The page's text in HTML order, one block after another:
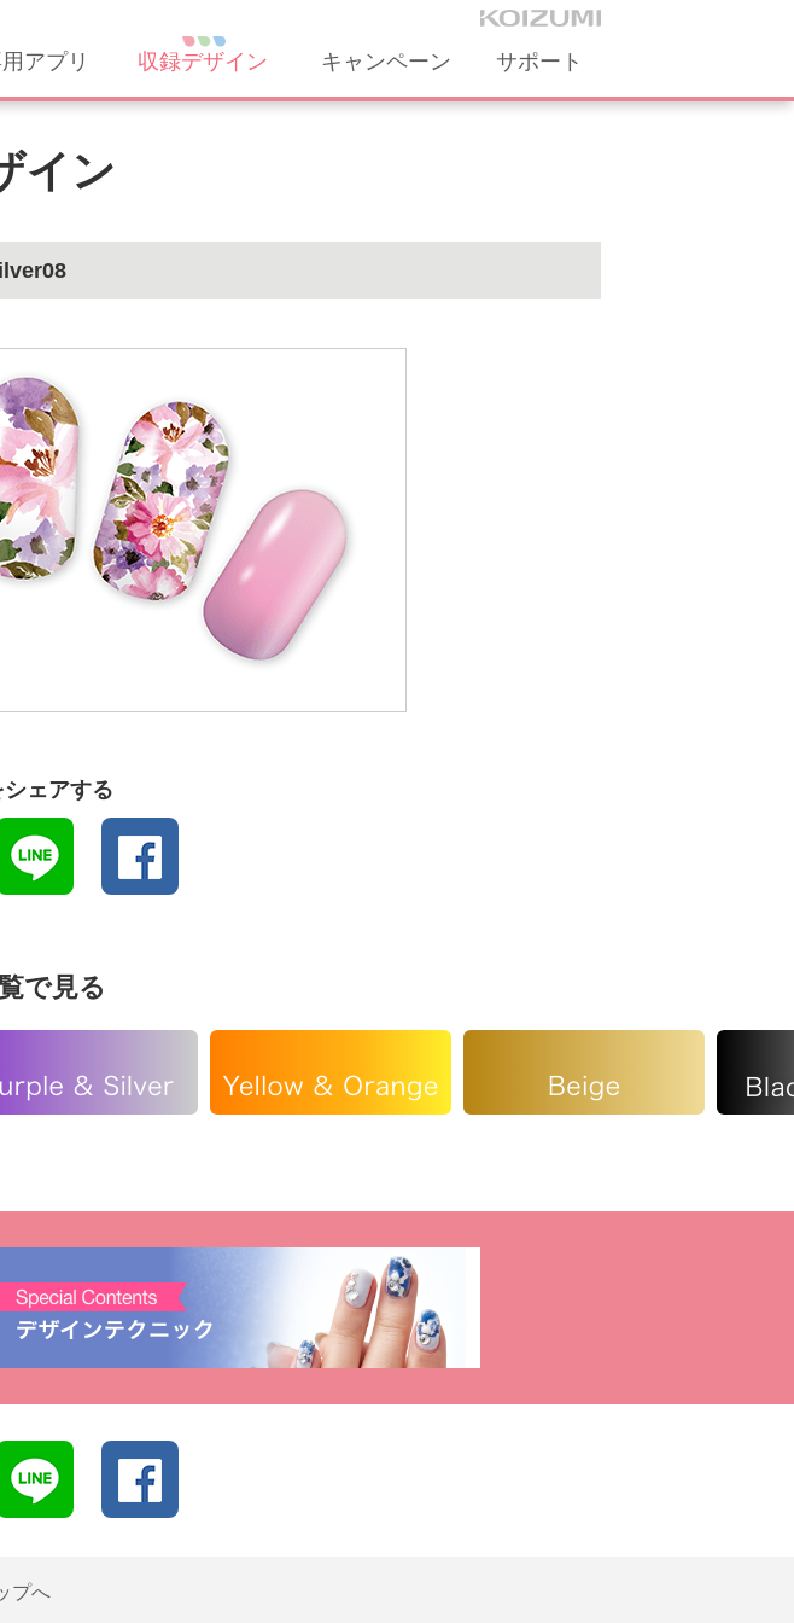
アプリ 収録デザイン キャンペーン サポート
イン
ェアする
で見る
プへ